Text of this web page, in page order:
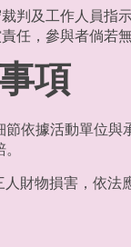
判及工作人員指
任，參與者倘若
項
依據活動單位與
財物損害，依法